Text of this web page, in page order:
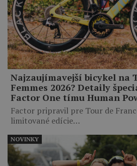
Najzaujímavejší bicykel na
Femmes 2026? Detaily
Factor One tímu Human
Factor pripravil pre Tour de
limitované edície…
NOVINKY